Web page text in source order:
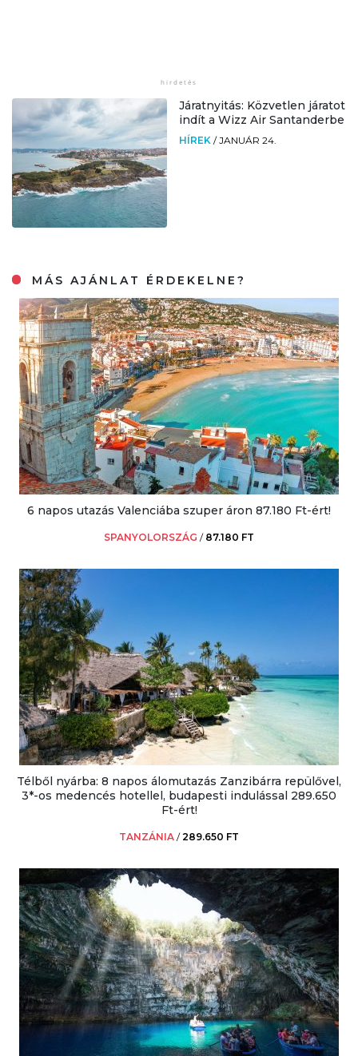
Járatnyitás: Közvetlen járatot
indít a Wizz Air Santanderbe
HÍREK /JANUÁR 24.
MÁS AJÁNLAT ÉRDEKELNE?
6 napos utazás Valenciába szuper áron 87.180 Ft-ért!
SPANYOLORSZÁG / 87.180 FT
Télből nyárba: 8 napos álomutazás Zanzibárra repülővel,
3*-os medencés hotellel, budapesti indulással 289.650
Ft-ért!
TANZÁNIA /289.650 FT